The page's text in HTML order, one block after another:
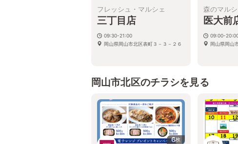
フレッシュ・マルシェ
三丁目店
09:30-21:00
岡山県岡山市北区表町３－３－２６
森のマルシ
医大前
09:00-
岡山県岡山
岡山市北区のチラシを見る
6枚